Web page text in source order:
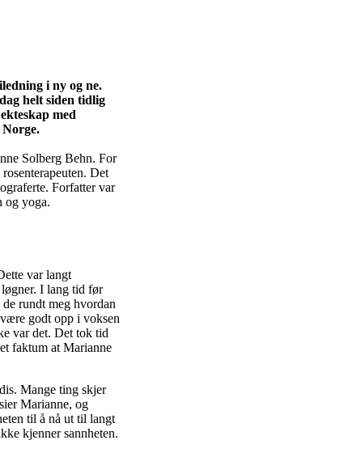
i ny og ne.
helt siden tidlig
med
Solberg Behn. For
Det
Forfatter var
og yoga.
var langt
løgner. I lang tid før
rundt meg hvordan
godt opp i voksen
var det. Det tok tid
faktum at Marianne
Mange ting skjer
Marianne, og
til å nå ut til langt
kjenner sannheten.